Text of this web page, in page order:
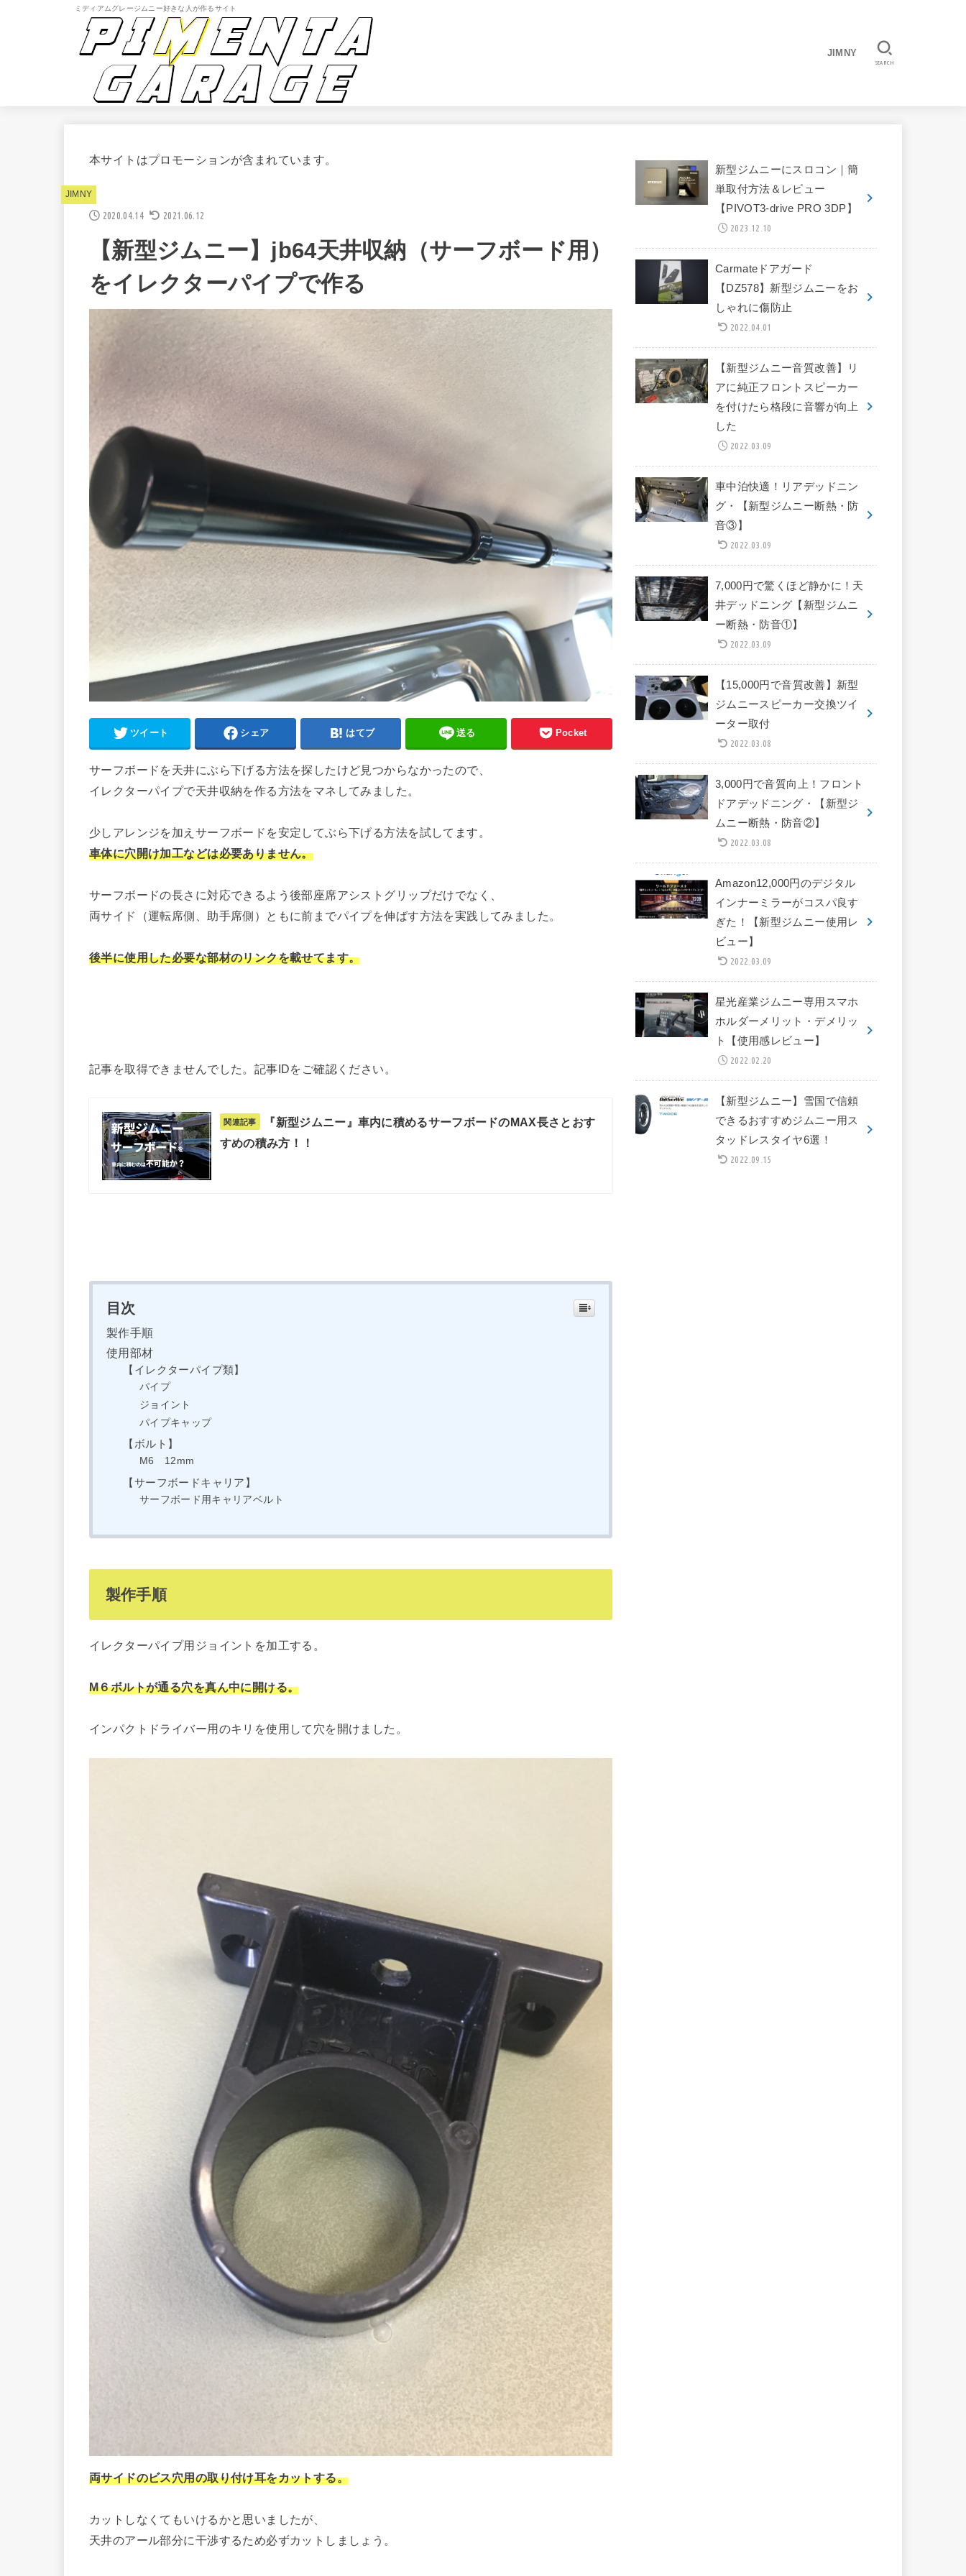
ミディアムグレージムニー好きな人が作るサイト
JIMNY
SEARCH
本サイトはプロモーションが含まれています。
JIMNY
2020.04.14 2021.06.12
【新型ジムニー】jb64天井収納（サーフボード用）
をイレクターパイプで作る
ツイート シェア はてブ 送る Pocket
サーフボードを天井にぶら下げる方法を探したけど見つからなかったので、
イレクターパイプで天井収納を作る方法をマネしてみました。
少しアレンジを加えサーフボードを安定してぶら下げる方法を試してます。
車体に穴開け加工などは必要ありません。
サーフボードの長さに対応できるよう後部座席アシストグリップだけでなく、
両サイド（運転席側、助手席側）ともに前までパイプを伸ばす方法を実践してみました。
後半に使用した必要な部材のリンクを載せてます。
記事を取得できませんでした。記事IDをご確認ください。
関連記事
『新型ジムニー』車内に積めるサーフボードのMAX長さとおす
すめの積み方！！
目次
製作手順
使用部材
【イレクターパイプ類】
パイプ
ジョイント
パイプキャップ
【ボルト】
M6 12mm
【サーフボードキャリア】
サーフボード用キャリアベルト
製作手順
イレクターパイプ用ジョイントを加工する。
M６ボルトが通る穴を真ん中に開ける。
インパクトドライバー用のキリを使用して穴を開けました。
両サイドのビス穴用の取り付け耳をカットする。
カットしなくてもいけるかと思いましたが、
天井のアール部分に干渉するため必ずカットしましょう。
新型ジムニーにスロコン｜簡
単取付方法＆レビュー
【PIVOT3-drive PRO 3DP】
2023.12.10
Carmateドアガード
【DZ578】新型ジムニーをお
しゃれに傷防止
2022.04.01
【新型ジムニー音質改善】リ
アに純正フロントスピーカー
を付けたら格段に音響が向上
した
2022.03.09
車中泊快適！リアデッドニン
グ・【新型ジムニー断熱・防
音③】
2022.03.09
7,000円で驚くほど静かに！天
井デッドニング【新型ジムニ
ー断熱・防音①】
2022.03.09
【15,000円で音質改善】新型
ジムニースピーカー交換ツイ
ーター取付
2022.03.08
3,000円で音質向上！フロント
ドアデッドニング・【新型ジ
ムニー断熱・防音②】
2022.03.08
Amazon12,000円のデジタル
インナーミラーがコスパ良す
ぎた！【新型ジムニー使用レ
ビュー】
2022.03.09
星光産業ジムニー専用スマホ
ホルダーメリット・デメリッ
ト【使用感レビュー】
2022.02.20
【新型ジムニー】雪国で信頼
できるおすすめジムニー用ス
タッドレスタイヤ6選！
2022.09.15